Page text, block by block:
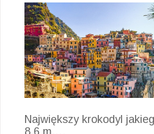
Największy krokodyl